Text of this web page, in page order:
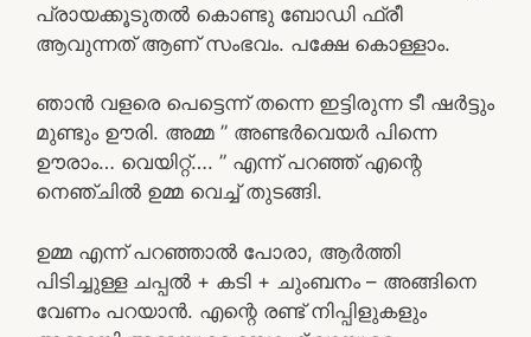
പ്രായക്കൂടുതൽ കൊണ്ടു ബോഡി ഫ്രീ
ആവുന്നത് ആണ് സംഭവം. പക്ഷേ കൊള്ളാം.
ഞാൻ വളരെ പെട്ടെന്ന് തന്നെ ഇട്ടിരുന്ന ടീ ഷർട്ടും
മുണ്ടും ഊരി. അമ്മ ” അണ്ടർവെയർ പിന്നെ
ഊരാം… വെയിറ്റ്…. ” എന്ന് പറഞ്ഞ് എന്റെ
നെഞ്ചിൽ ഉമ്മ വെച്ച് തുടങ്ങി.
ഉമ്മ എന്ന് പറഞ്ഞാൽ പോരാ, ആർത്തി
പിടിച്ചുള്ള ചപ്പൽ + കടി + ചുംബനം – അങ്ങിനെ
വേണം പറയാൻ. എന്റെ രണ്ട് നിപ്പിളുകളും